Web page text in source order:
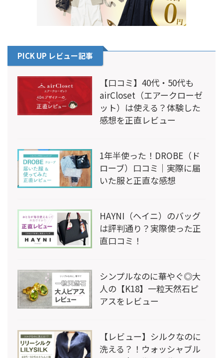
PICK UP レビュー記事
【口コミ】40代・50代も
airCloset（エアークローゼ
ット）は使える？体験した
感想を正直レビュー
1年半使った！DROBE（ド
ローブ）口コミ｜実際に届
いた服と正直な感想
HAYNI（ヘイニ）のバッグ
は評判通り？実際使った正
直口コミ！
シンプルなのに華やぐ◎大
人の【K18】一粒天然石ピ
アスをレビュー
【レビュー】シルクなのに
洗える？！ウォッシャブル